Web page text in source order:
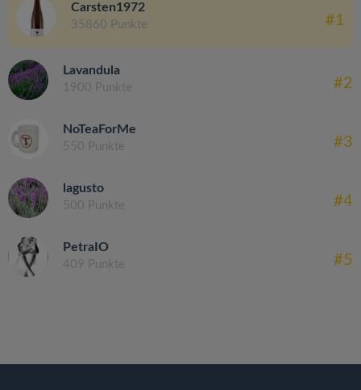
Carsten1972
35860 Punkte #1
Lavandula
1900 Punkte #2
NoTeaForMe
550 Punkte #3
lagusto
500 Punkte #4
PetraIO
409 Punkte #5